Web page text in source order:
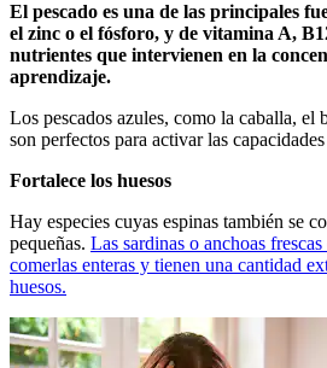
El pescado es una de las principales
el zinc o el fósforo, y de vitamina A,
nutrientes que intervienen en la
aprendizaje.
Los pescados azules, como la caballa, el
son perfectos para activar las
Fortalece los huesos
Hay especies cuyas espinas también se
pequeñas. Las sardinas o anchoas
comerlas enteras y tienen una cantidad
huesos.